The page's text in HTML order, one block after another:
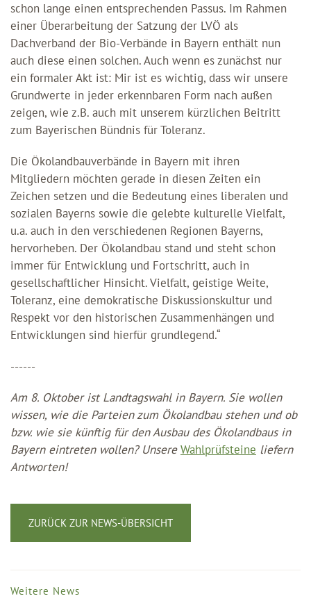
schon lange einen entsprechenden Passus. Im Rahmen
einer Überarbeitung der Satzung der LVÖ als
Dachverband der Bio-Verbände in Bayern enthält nun
auch diese einen solchen. Auch wenn es zunächst nur
ein formaler Akt ist: Mir ist es wichtig, dass wir unsere
Grundwerte in jeder erkennbaren Form nach außen
zeigen, wie z.B. auch mit unserem kürzlichen Beitritt
zum Bayerischen Bündnis für Toleranz.
Die Ökolandbauverbände in Bayern mit ihren
Mitgliedern möchten gerade in diesen Zeiten ein
Zeichen setzen und die Bedeutung eines liberalen und
sozialen Bayerns sowie die gelebte kulturelle Vielfalt,
u.a. auch in den verschiedenen Regionen Bayerns,
hervorheben. Der Ökolandbau stand und steht schon
immer für Entwicklung und Fortschritt, auch in
gesellschaftlicher Hinsicht. Vielfalt, geistige Weite,
Toleranz, eine demokratische Diskussionskultur und
Respekt vor den historischen Zusammenhängen und
Entwicklungen sind hierfür grundlegend.“
------
Am 8. Oktober ist Landtagswahl in Bayern. Sie wollen
wissen, wie die Parteien zum Ökolandbau stehen und ob
bzw. wie sie künftig für den Ausbau des Ökolandbaus in
Bayern eintreten wollen? Unsere Wahlprüfsteine liefern
Antworten!
ZURÜCK ZUR NEWS-ÜBERSICHT
Weitere News